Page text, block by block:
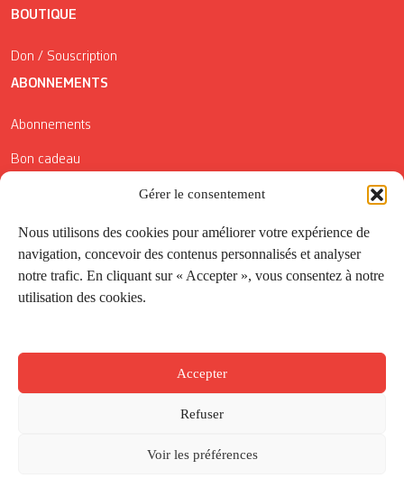
Gérer le consentement
Nous utilisons des cookies pour améliorer votre expérience de
navigation, concevoir des contenus personnalisés et analyser
notre trafic. En cliquant sur « Accepter », vous consentez à notre
utilisation des cookies.
Accepter
Refuser
Voir les préférences
BOUTIQUE
Don / Souscription
ABONNEMENTS
Abonnements
Bon cadeau
Conditions générales de vente
Réductions de la Carte Côté Courrier
Application